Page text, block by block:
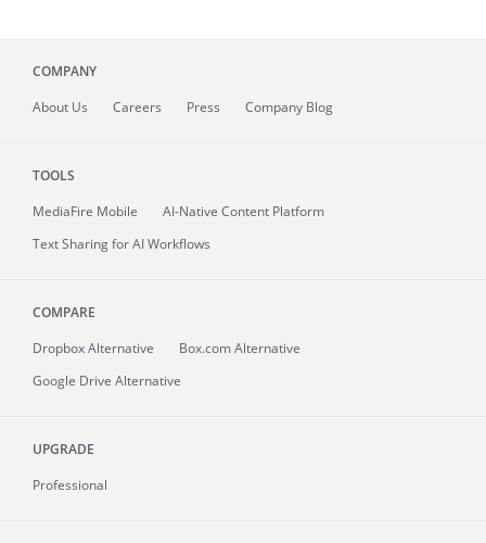
COMPANY
About Us Careers Press Company Blog
TOOLS
MediaFire Mobile
AI-Native Content Platform
Text Sharing for AI Workflows
COMPARE
Dropbox Alternative
Box.com Alternative
Google Drive Alternative
UPGRADE
Professional